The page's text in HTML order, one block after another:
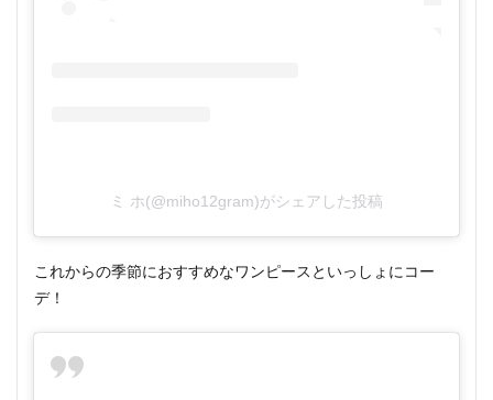
ミ ホ(@miho12gram)がシェアした投稿
これからの季節におすすめなワンピースといっしょにコー
デ！